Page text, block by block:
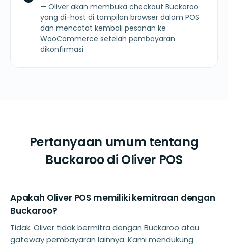
— Oliver akan membuka checkout Buckaroo
yang di-host di tampilan browser dalam POS
dan mencatat kembali pesanan ke
WooCommerce setelah pembayaran
dikonfirmasi
Pertanyaan umum tentang
Buckaroo di Oliver POS
Apakah Oliver POS memiliki kemitraan dengan
Buckaroo?
Tidak. Oliver tidak bermitra dengan Buckaroo atau
gateway pembayaran lainnya. Kami mendukung